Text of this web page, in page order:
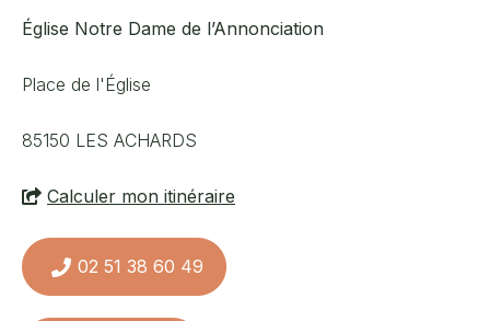
Église Notre Dame de l’Annonciation
Place de l'Église
85150 LES ACHARDS
Calculer mon itinéraire
02 51 38 60 49